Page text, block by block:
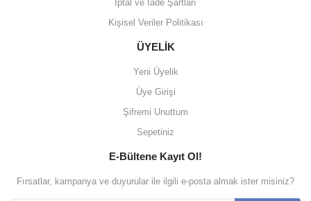
İptal ve İade Şartları
Kişisel Veriler Politikası
ÜYELİK
Yeni Üyelik
Üye Girişi
Şifremi Unuttum
Sepetiniz
E-Bültene Kayıt Ol!
Fırsatlar, kampanya ve duyurular ile ilgili e-posta almak ister misiniz?